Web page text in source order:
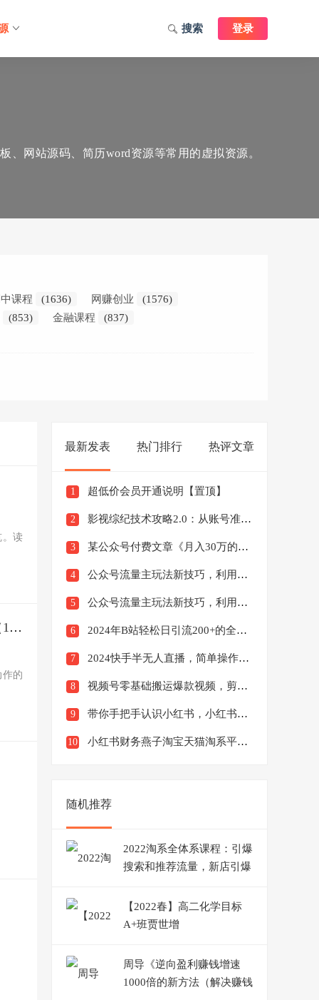
登录
搜索
网站源码、简历word资源等常用的虚拟资源。
课程 (1636) 网赚创业
(1576)
(853) 金融课程
(837)
。读
ps素材资源：调色，锐化，色彩渲染，皮肤增强，字体，边框，LOMO（1800个）
作的
最新发表 热门排行 热评文章
1 超低价会员开通说明【置顶】
2 影视综纪技术攻略2.0：从账号准备到硬件软件准备到到制作到发布（26节）
3 某公众号付费文章《月入30万的暴利单品(续)》客单价三四千，非常暴利
4 公众号流量主玩法新技巧，利用AI做情感类文案无脑式产出，简单易学，月收益4000+【揭秘】
5 公众号流量主玩法新技巧，利用AI做民间故事，无脑式产出，简单易学，日收益300+【揭秘】
6 2024年B站轻松日引流200+的全套暴力干货实操教程
7 2024快手半无人直播，简单操作月入1W+高效引流当天见收益【揭秘】
8 视频号零基础搬运爆款视频，剪辑变现日入千元【揭秘】
9 带你手把手认识小红书，小红书全套百科运营教程
10 小红书财务燕子淘宝天猫淘系平台对账回款核对成本核算支付宝自动取数电商日报表
随机推荐
2022淘系全体系课程：引爆
搜索和推荐流量，新店引爆
【2022春】高二化学目标
A+班贾世增
周导《逆向盈利赚钱增速
1000倍的新方法（解决赚钱